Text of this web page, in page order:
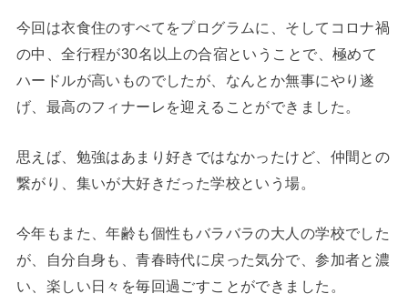
今回は衣食住のすべてをプログラムに、そしてコロナ禍
の中、全行程が30名以上の合宿ということで、極めて
ハードルが高いものでしたが、なんとか無事にやり遂
げ、最高のフィナーレを迎えることができました。
思えば、勉強はあまり好きではなかったけど、仲間との
繋がり、集いが大好きだった学校という場。
今年もまた、年齢も個性もバラバラの大人の学校でした
が、自分自身も、青春時代に戻った気分で、参加者と濃
い、楽しい日々を毎回過ごすことができました。